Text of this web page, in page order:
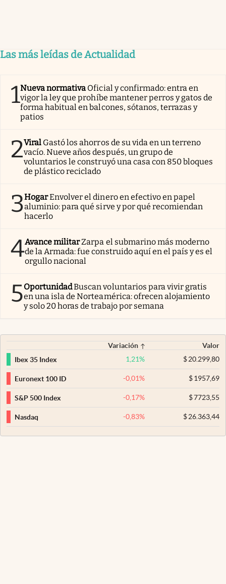
Las más leídas de Actualidad
1Nueva normativa Oficial y confirmado: entra en
vigor la ley que prohíbe mantener perros y gatos de
forma habitual en balcones, sótanos, terrazas y
patios
2Viral Gastó los ahorros de su vida en un terreno
vacío. Nueve años después, un grupo de
voluntarios le construyó una casa con 850 bloques
de plástico reciclado
3HogarEnvolver el dinero en efectivo en papel
aluminio: para qué sirve y por qué recomiendan
hacerlo
4Avance militarZarpa el submarino más moderno
de la Armada: fue construido aquí en el país y es el
orgullo nacional
5OportunidadBuscan voluntarios para vivir gratis
en una isla de Norteamérica: ofrecen alojamiento
y solo 20 horas de trabajo por semana
Variación
Valor
Ibex 35 Index
1,21% $20.299,80
Euronext 100 ID -0,01% $1957,69
S&P 500 Index -0,17% $7723,55
Nasdaq -0,83% $26.363,44